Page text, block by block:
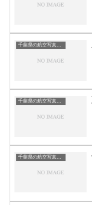
千葉県の航空写真・空中写真
千葉県の航空写真・空中写真
千葉県の航空写真・空中写真